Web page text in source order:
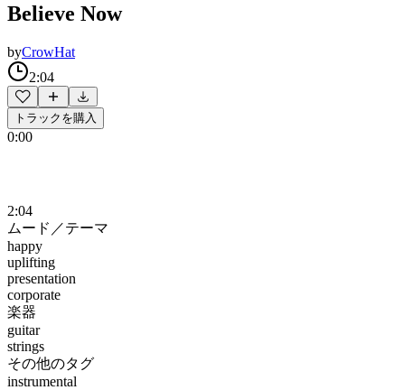
Believe Now
byCrowHat
2:04
トラックを購入
0:00
2:04
ムード／テーマ
happy
uplifting
presentation
corporate
楽器
guitar
strings
その他のタグ
instrumental